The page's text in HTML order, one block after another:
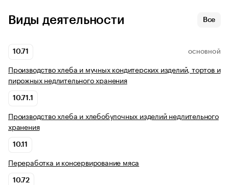
Виды деятельности Все
10.71 ОСНОВНОЙ
Производство хлеба и мучных кондитерских изделий, тортов и
пирожных недлительного хранения
10.71.1
Производство хлеба и хлебобулочных изделий недлительного
хранения
10.11
Переработка и консервирование мяса
10.72